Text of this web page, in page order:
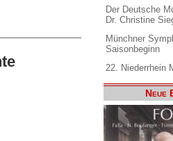
Der Deutsche
Dr. Christine
Münchner
Saisonbeginn
22. Niederrhein
Neue